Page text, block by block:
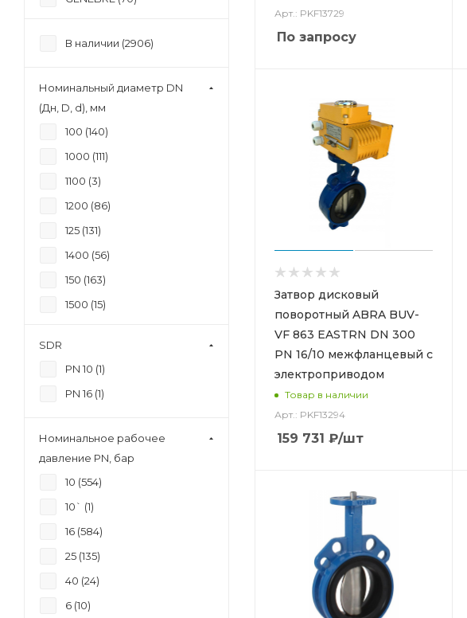
Арт.: PKF13729
По запросу
Затвор дисковый
поворотный ABRA BUV-
VF 863 EASTRN DN 300
PN 16/10 межфланцевый с
электроприводом
Товар в наличии
Арт.: PKF13294
159 731 ₽/шт
JAFAR (25)
PAM Saint-Gobain (
В наличии (2906)
Номинальный диаметр DN
(Дн, D, d), мм
100 (140)
1000 (111)
1100 (3)
1200 (86)
125 (131)
1400 (56)
150 (163)
1500 (15)
192
2000 ( 21
2400 (3
25 (5)
250 (178
2600 (1)
2800 (1
300 ( 190
32 (34
SDR
PN 10 (1)
PN 16 (1)
Номинальное рабочее
давление PN, бар
10 (554)
10` (1)
16 (584)
25 (135)
40 (24)
6 (10)